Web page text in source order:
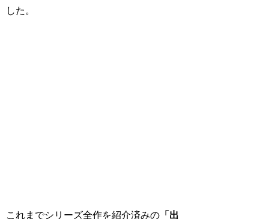
した。
これまでシリーズ全作を紹介済みの 「出